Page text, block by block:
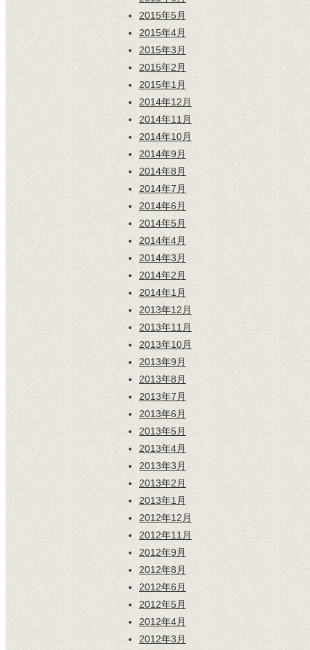
2015年5月
2015年4月
2015年3月
2015年2月
2015年1月
2014年12月
2014年11月
2014年10月
2014年9月
2014年8月
2014年7月
2014年6月
2014年5月
2014年4月
2014年3月
2014年2月
2014年1月
2013年12月
2013年11月
2013年10月
2013年9月
2013年8月
2013年7月
2013年6月
2013年5月
2013年4月
2013年3月
2013年2月
2013年1月
2012年12月
2012年11月
2012年9月
2012年8月
2012年6月
2012年5月
2012年4月
2012年3月